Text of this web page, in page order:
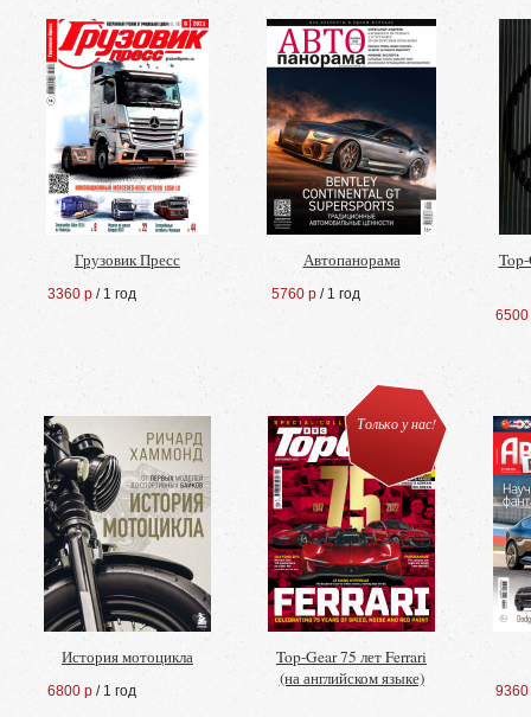
Грузовик Пресс
3360 р / 1 год
Автопанорама
5760 р / 1 год
6500
История мотоцикла
6800 р / 1 год
Только у нас!
Top-Gear 75 лет Ferrari
(на английском языке)
9360